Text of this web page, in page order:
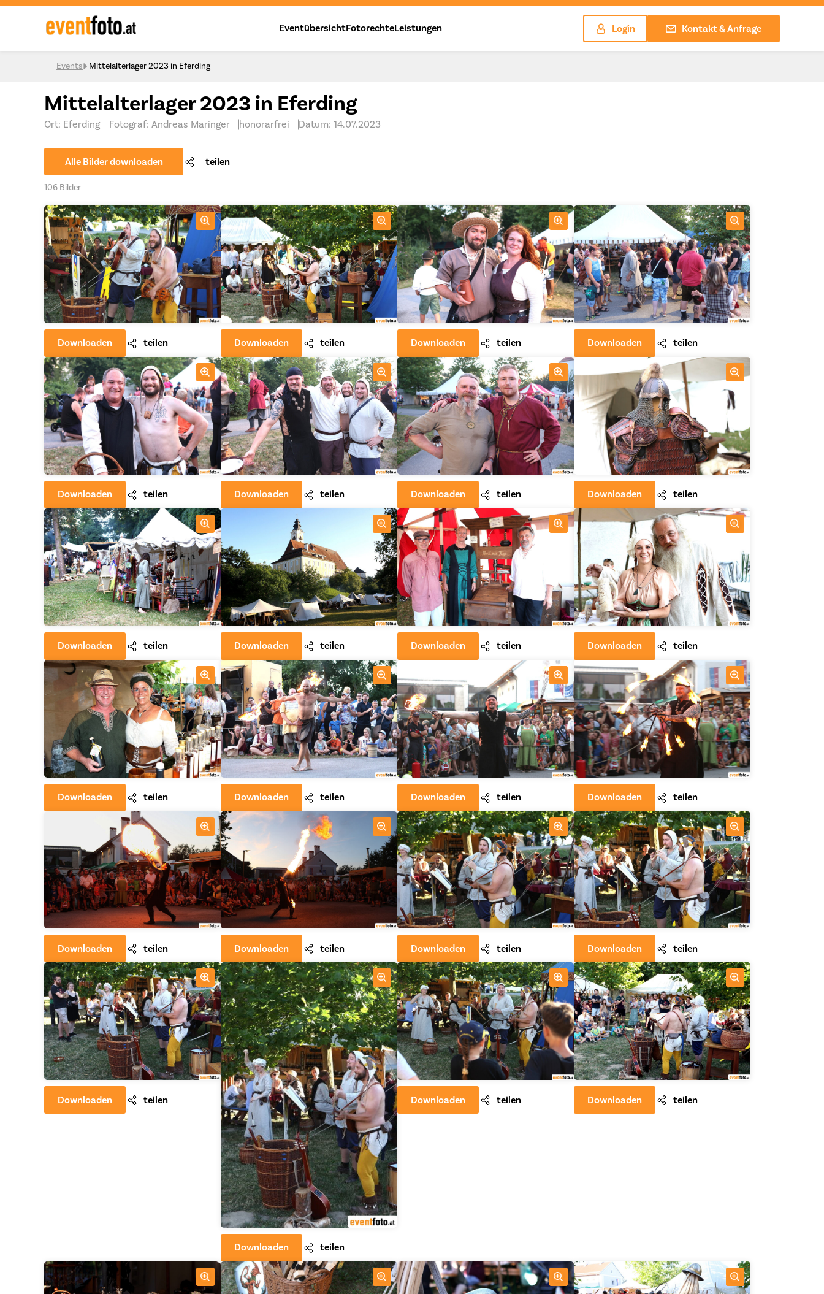
Skip to content
EventübersichtFotorechteLeistungen Login Kontakt & Anfrage
Events Mittelalterlager 2023 in Eferding
Mittelalterlager 2023 in Eferding
Ort: Eferding Fotograf: Andreas Maringer honorarfrei Datum: 14.07.2023
Alle Bilder downloaden teilen
106 Bilder
Downloaden teilen Downloaden teilen Downloaden teilen Downloaden teilen
Downloaden teilen Downloaden teilen Downloaden teilen Downloaden teilen
Downloaden teilen Downloaden teilen Downloaden teilen Downloaden teilen
Downloaden teilen Downloaden teilen Downloaden teilen Downloaden teilen
Downloaden teilen Downloaden teilen Downloaden teilen Downloaden teilen
Downloaden teilen
Downloaden teilen
Downloaden teilen Downloaden teilen